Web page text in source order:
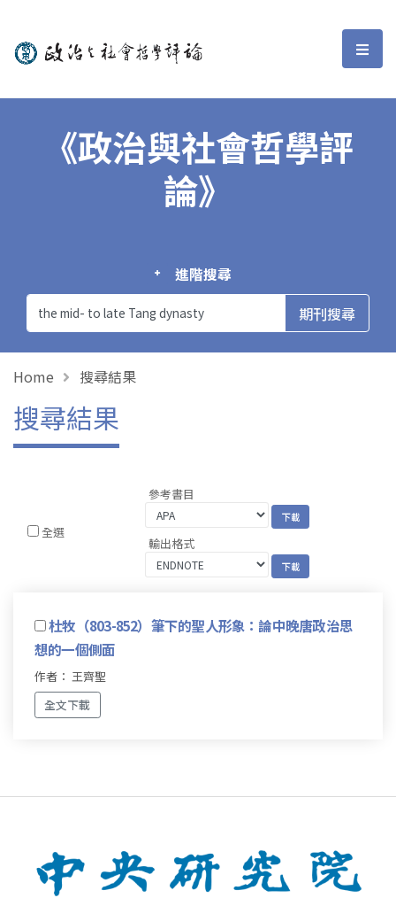
政治與社會哲學評論 選
《政治與社會哲學評
論》
進階搜尋
Home 搜尋結果
搜尋結果
全選
參考書目
輸出格式
杜牧（803-852）筆下的聖人形象：論中晚唐政治思
想的一個側面
作者： 王齊聖
全文下載